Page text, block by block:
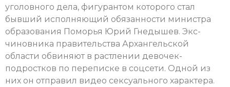
уголовного дела, фигурантом которого стал
бывший исполняющий обязанности министра
образования Поморья Юрий Гнедышев. Экс-
чиновника правительства Архангельской
области обвиняют в растлении девочек-
подростков по переписке в соцсети. Одной из
них он отправил видео сексуального характера.